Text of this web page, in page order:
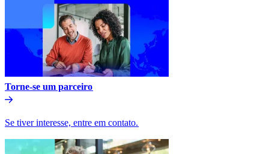
Torne-se um parceiro​​
Se tiver interesse, entre em contato.​​